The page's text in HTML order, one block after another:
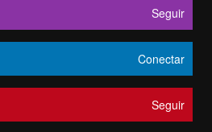
Seguir
Conectar
Seguir